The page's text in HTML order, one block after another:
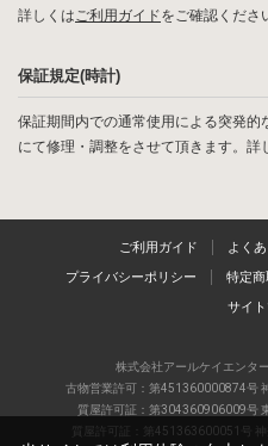
詳しくはご利用ガイドをご確認くださ
保証規定(時計)
保証期間内での通常使用による突発
にて修理・調整をさせて頂きます。詳
ご利用ガイド よく
プライバシーポリシー 特定商
サイ
株式会社アールケイエンタ
古物営業許可：第451360000874号
質屋許可証：第304360906009号
質屋許可証：第451363600051号 神